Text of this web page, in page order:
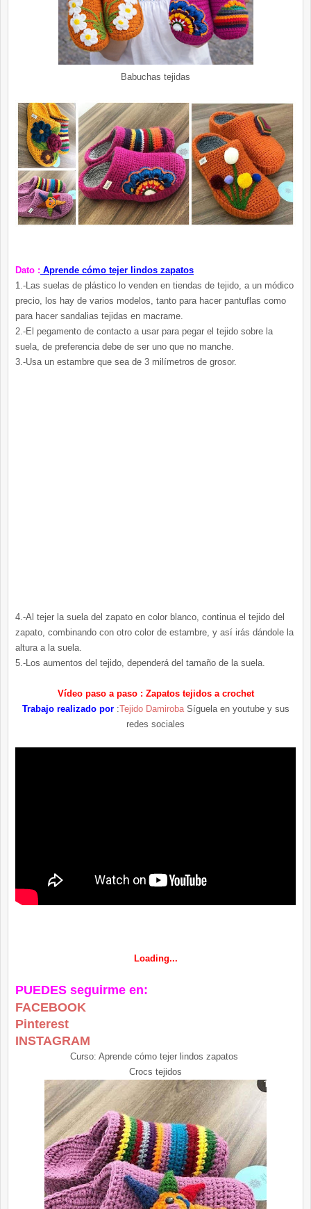
Babuchas tejidas
Dato : Aprende cómo tejer lindos zapatos
1.-Las suelas de plástico lo venden en tiendas de tejido, a un módico
precio, los hay de varios modelos, tanto para hacer pantuflas como
para hacer sandalias tejidas en macrame.
2.-El pegamento de contacto a usar para pegar el tejido sobre la
suela, de preferencia debe de ser uno que no manche.
3.-Usa un estambre que sea de 3 milímetros de grosor.
4.-Al tejer la suela del zapato en color blanco, continua el tejido del
zapato, combinando con otro color de estambre, y así irás dándole la
altura a la suela.
5.-Los aumentos del tejido, dependerá del tamaño de la suela.
Vídeo paso a paso : Zapatos tejidos a crochet
Trabajo realizado por :Tejido Damiroba Síguela en youtube y sus
redes sociales
Loading...
PUEDES seguirme en:
FACEBOOK
Pinterest
INSTAGRAM
Curso: Aprende cómo tejer lindos zapatos
Crocs tejidos